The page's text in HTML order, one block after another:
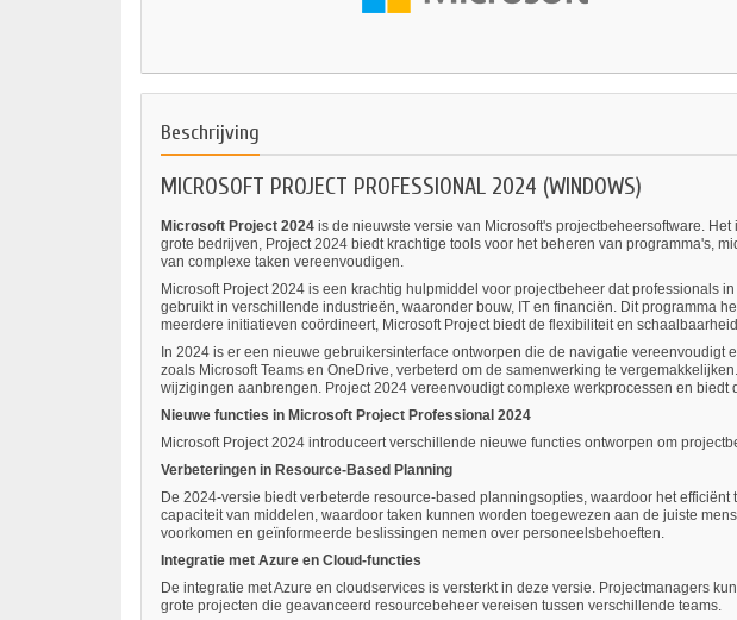
Beschrijving
MICROSOFT PROJECT PROFESSIONAL 2024 (WINDOWS)
Microsoft Project 2024 is de nieuwste versie van Microsoft's projectbeheersoftware.
grote bedrijven, Project 2024 biedt krachtige tools voor het beheren van programma's,
van complexe taken vereenvoudigen.
Microsoft Project 2024 is een krachtig hulpmiddel voor projectbeheer dat professionals
gebruikt in verschillende industrieën, waaronder bouw, IT en financiën. Dit programma
meerdere initiatieven coördineert, Microsoft Project biedt de flexibiliteit en
In 2024 is er een nieuwe gebruikersinterface ontworpen die de navigatie
zoals Microsoft Teams en OneDrive, verbeterd om de samenwerking te
wijzigingen aanbrengen. Project 2024 vereenvoudigt complexe werkprocessen en
Nieuwe functies in Microsoft Project Professional 2024
Microsoft Project 2024 introduceert verschillende nieuwe functies ontworpen om
Verbeteringen in Resource-Based Planning
De 2024-versie biedt verbeterde resource-based planningsopties, waardoor het
capaciteit van middelen, waardoor taken kunnen worden toegewezen aan de juiste
voorkomen en geïnformeerde beslissingen nemen over personeelsbehoeften.
Integratie met Azure en Cloud-functies
De integratie met Azure en cloudservices is versterkt in deze versie. Projectmanagers
grote projecten die geavanceerd resourcebeheer vereisen tussen verschillende teams.